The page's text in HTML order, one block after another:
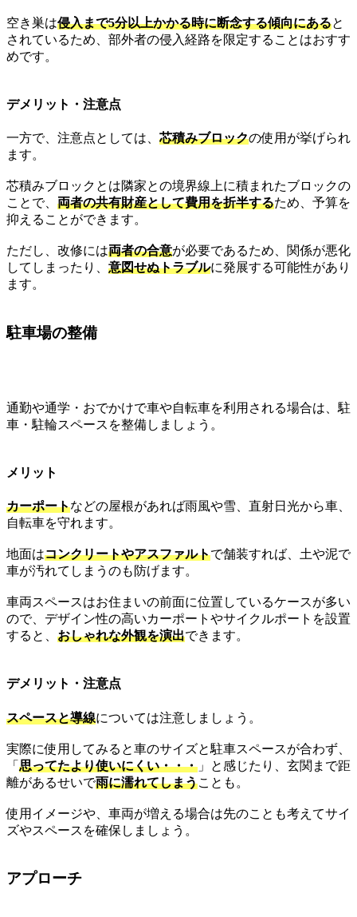
空き巣は侵入まで5分以上かかる時に断念する傾向にあると
されているため、部外者の侵入経路を限定することはおすす
めです。
デメリット・注意点
一方で、注意点としては、 芯積みブロックの使用が挙げられ
ます。
芯積みブロックとは隣家との境界線上に積まれたブロックの
ことで、 両者の共有財産として費用を折半するため、予算を
抑えることができます。
ただし、改修には両者の合意が必要であるため、関係が悪化
してしまったり、 意図せぬトラブルに発展する可能性があり
ます。
駐車場の整備
通勤や通学・おでかけで車や自転車を利用される場合は、駐
車・駐輪スペースを整備しましょう。
メリット
カーポートなどの屋根があれば雨風や雪、直射日光から車、
自転車を守れます。
地面はコンクリートやアスファルトで舗装すれば、土や泥で
車が汚れてしまうのも防げます。
車両スペースはお住まいの前面に位置しているケースが多い
ので、デザイン性の高いカーポートやサイクルポートを設置
すると、 おしゃれな外観を演出できます。
デメリット・注意点
スペースと導線については注意しましょう。
実際に使用してみると車のサイズと駐車スペースが合わず、
「 思ってたより使いにくい・・・ 」と感じたり、玄関まで距
離があるせいで雨に濡れてしまうことも。
使用イメージや、車両が増える場合は先のことも考えてサイ
ズやスペースを確保しましょう。
アプローチ